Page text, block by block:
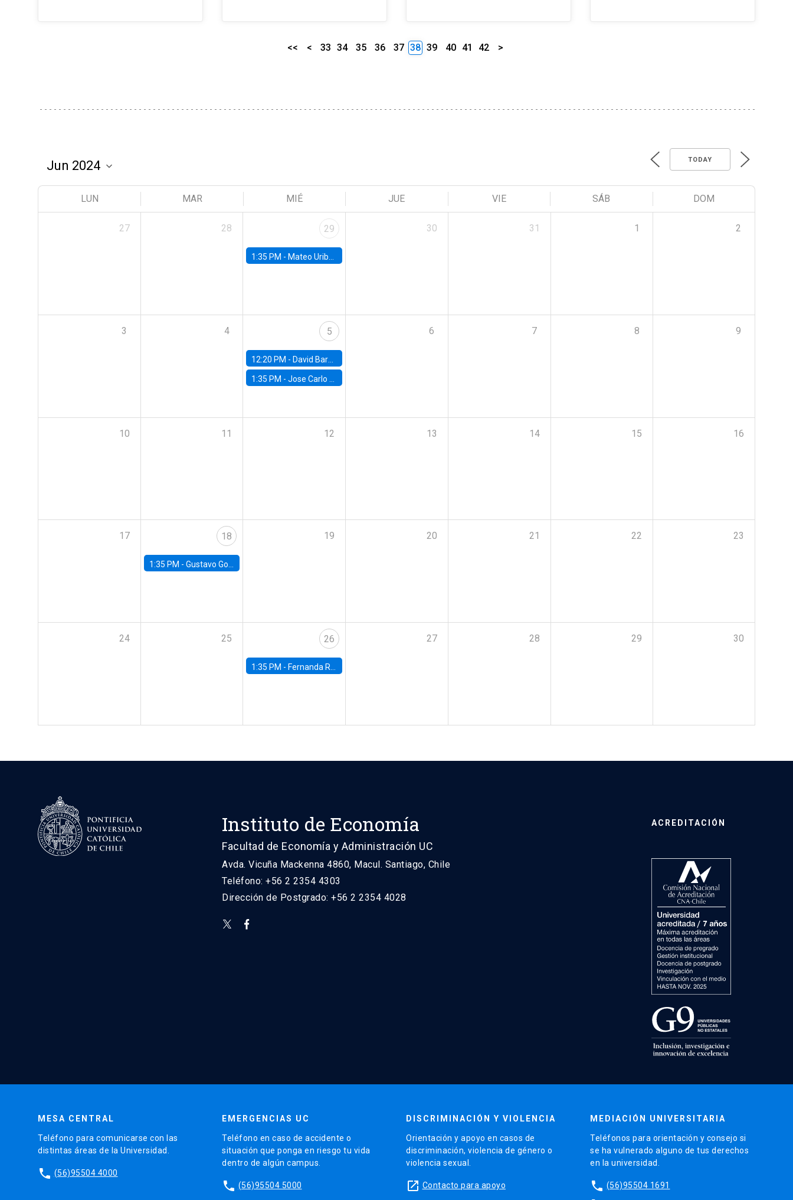
<< < 33 34 35 36 37 38 39 40 41 42 >
TODAY
LUN MAR MIÉ JUE VIE SÁB DOM
27 28 29
1:35 PM - Mateo Uribe-Castro, Universidad de los Andes (Colombia)
30 31 1 2
3 4 5
12:20 PM - David Bardey, Universidad de los Andes - CEDE
1:35 PM -Jose Carlo Bermudez, UC (ME) & World Bank
6 7 8 9
10 11 12 13 14 15 16
17 18
1:35 PM - Gustavo González, Banco Central de Chile
19 20 21 22 23
24 25 26
1:35 PM - Fernanda Rojas Ampuero, University of Wisconsin-Madison
27 28 29 30
Instituto de Economía
Facultad de Economía y Administración UC
Avda. Vicuña Mackenna 4860, Macul. Santiago, Chile
Teléfono: +56 2 2354 4303
Dirección de Postgrado: +56 2 2354 4028
ACREDITACIÓN
MESA CENTRAL
Teléfono para comunicarse con las
distintas áreas de la Universidad.
phone (56)95504 4000
EMERGENCIAS UC
Teléfono en caso de accidente o
situación que ponga en riesgo tu vida
dentro de algún campus.
phone (56)95504 5000
DISCRIMINACIÓN Y VIOLENCIA
Orientación y apoyo en casos de
discriminación, violencia de género o
violencia sexual.
launch Contacto para apoyo
MEDIACIÓN UNIVERSITARIA
Teléfonos para orientación y consejo si
se ha vulnerado alguno de tus derechos
en la universidad.
phone (56)95504 1691